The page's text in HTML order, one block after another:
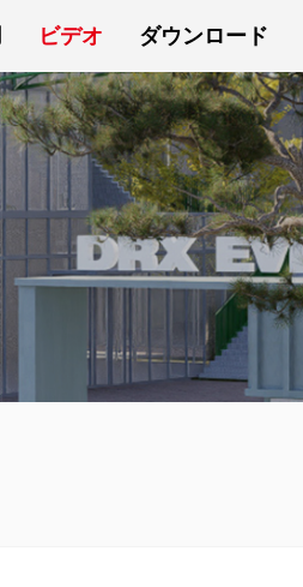
ビデオ ダウンロード